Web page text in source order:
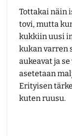
Tottakai näin
tovi, mutta
kukkiin uusi
kukan varren
aukeavat ja
asetetaan
Erityisen
kuten ruusu.